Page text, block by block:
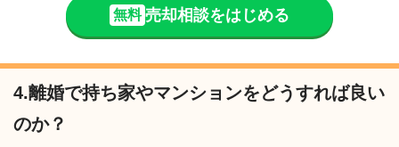
無料 売却相談をはじめる
4.離婚で持ち家やマンションをどうすれば良い
のか？